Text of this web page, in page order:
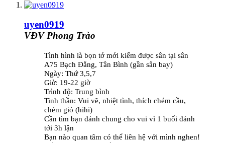
uyen0919
VĐV Phong Trào
Tình hình là bọn tớ mới kiếm được sân tại sân
A75 Bạch Đằng, Tân Bình (gần sân bay)
Ngày: Thứ 3,5,7
Giờ: 19-22 giờ
Trình độ: Trung bình
Tinh thần: Vui vẽ, nhiệt tình, thích chém cầu,
chém gió (hihi)
Cần tìm bạn đánh chung cho vui vì 1 buổi đánh
tới 3h lận
Bạn nào quan tâm có thể liên hệ với mình nghen!